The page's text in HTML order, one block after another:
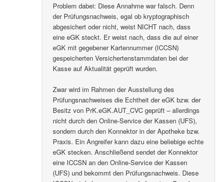
Problem dabei: Diese Annahme war falsch. Denn
der Prüfungsnachweis, egal ob kryptographisch
abgesichert oder nicht, weist NICHT nach, dass
eine eGK steckt. Er weist nach, dass die auf einer
eGK mit gegebener Kartennummer (ICCSN)
gespeicherten Versichertenstammdaten bei der
Kasse auf Aktualität geprüft wurden.
Zwar wird im Rahmen der Ausstellung des
Prüfungsnachweises die Echtheit der eGK bzw. der
Besitz von PrK.eGK.AUT_CVC geprüft – allerdings
nicht durch den Online-Service der Kassen (UFS),
sondern durch den Konnektor in der Apotheke bzw.
Praxis. Ein Angreifer kann dazu eine beliebige echte
eGK stecken. Anschließend sendet der Konnektor
eine ICCSN an den Online-Service der Kassen
(UFS) und bekommt den Prüfungsnachweis. Diese